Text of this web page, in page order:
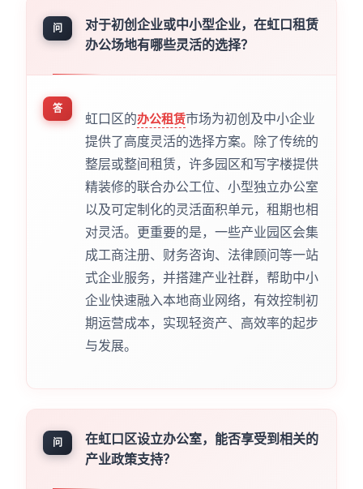
问
对于初创企业或中小型企业，在虹口租赁
办公场地有哪些灵活的选择？
答
虹口区的办公租赁市场为初创及中小企业
提供了高度灵活的选择方案。除了传统的
整层或整间租赁，许多园区和写字楼提供
精装修的联合办公工位、小型独立办公室
以及可定制化的灵活面积单元，租期也相
对灵活。更重要的是，一些产业园区会集
成工商注册、财务咨询、法律顾问等一站
式企业服务，并搭建产业社群，帮助中小
企业快速融入本地商业网络，有效控制初
期运营成本，实现轻资产、高效率的起步
与发展。
问
在虹口区设立办公室，能否享受到相关的
产业政策支持？